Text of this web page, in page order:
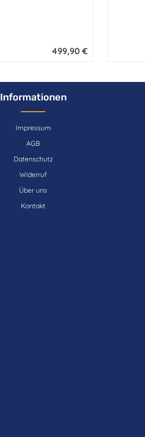
Regulärer Preis:
499,90 €
Informationen
Impressum
AGB
Datenschutz
Widerruf
Über uns
Kontakt